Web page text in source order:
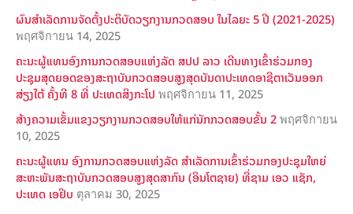
ຜົນສໍາເລັດການຈັດຕັ້ງປະຕິບັດວຽກງານກວດສອບ ໃນໄລຍະ 5 ປີ (2021-2025)
พฤศจิกายน 14, 2025
ຄະນະຜູ້ແທນອົງການກວດສອບແຫ່ງລັດ ສປປ ລາວ ເດີນທາງເຂົ້າຮ່ວມກອງ
ປະຊຸມສຸດຍອດຂອງສະຖາບັນກວດສອບສູງສຸດບັນດາປະເທດອາຊີຕາເວັນອອກ
ສ່ຽງໃຕ້ ຄັ້ງທີ 8 ທີ່ ປະເທດສິງກະໂປ พฤศจิกายน 11, 2025
ສ້າງຄວາມເຂັ້ມແຂງວຽກງານກວດສອບໃຫ້ແກ່ນັກກວດສອບຂັ້ນ 2พฤศจิกายน
10, 2025
ຄະນະຜູ້ແທນ ອົງການກວດສອບແຫ່ງລັດ ສຳເລັດການເຂົ້າຮ່ວມກອງປະຊຸມໃຫຍ່
ສະຫະພັນສະຖາບັນກວດສອບສູງສຸດສາກົນ (ອິນໂຕຊາຍ) ທີ່ຊາມ ເອວ ແຊັກ,
ປະເທດ ເອຢິບ ตุลาคม 30, 2025